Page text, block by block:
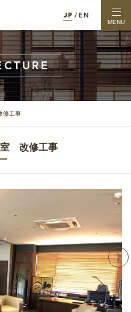
JP / EN
MENU
工事
改修工事